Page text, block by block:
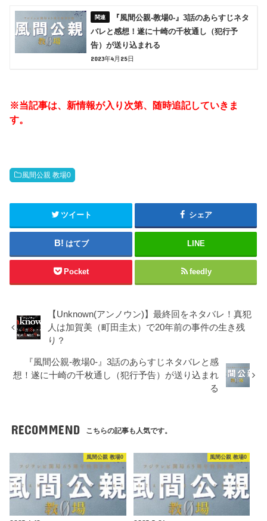
『風間公親-教場0-』3話のあらすじネタ
バレと感想！遂に十崎の千枚通し（犯行予
告）が送り込まれる
2023年4月25日
※当記事は、新情報が入り次第、随時追記していきま
す。
風間公親 教場0
ツイート シェア
はてブ LINE
Pocket feedly
【Unknown(アンノウン)】最終回をネタバレ！真犯
人は加賀美（町田圭太）で20年前の事件の生き残
り？
『風間公親-教場0-』3話のあらすじネタバレと感
想！遂に十崎の千枚通し（犯行予告）が送り込まれ
る
RECOMMEND こちらの記事も人気です。
風間公親 教場0 風間公親 教場0